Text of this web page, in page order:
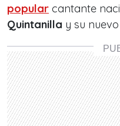
popular cantante
Quintanilla y su nuevo